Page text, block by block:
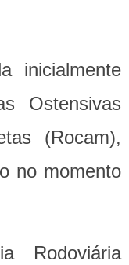
inicialmente
Ostensivas
(Rocam),
no momento
Rodoviária